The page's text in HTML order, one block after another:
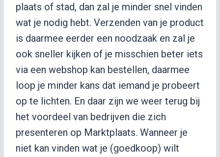
plaats of stad, dan zal je minder snel vinden
wat je nodig hebt. Verzenden van je product
is daarmee eerder een noodzaak en zal je
ook sneller kijken of je misschien beter iets
via een webshop kan bestellen, daarmee
loop je minder kans dat iemand je probeert
op te lichten. En daar zijn we weer terug bij
het voordeel van bedrijven die zich
presenteren op Marktplaats. Wanneer je
niet kan vinden wat je (goedkoop) wilt